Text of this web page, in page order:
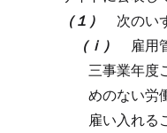
（１） 次のい
（ｉ） 雇用
三事業年度
めのない労
雇い入れる